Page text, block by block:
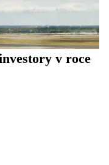
v roce